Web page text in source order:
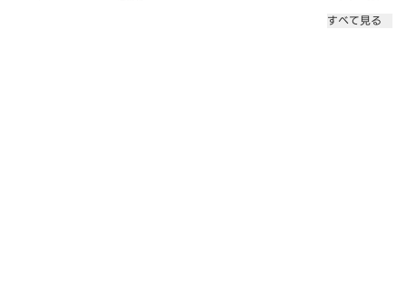
すべて見る